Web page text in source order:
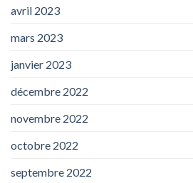
avril 2023
mars 2023
janvier 2023
décembre 2022
novembre 2022
octobre 2022
septembre 2022